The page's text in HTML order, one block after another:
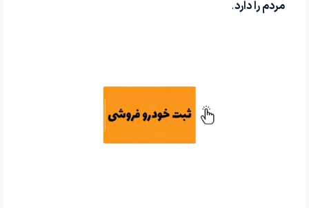
مردم را دارد.